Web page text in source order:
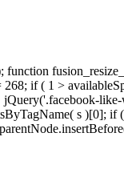
if ( 1 >
s )[0]; if